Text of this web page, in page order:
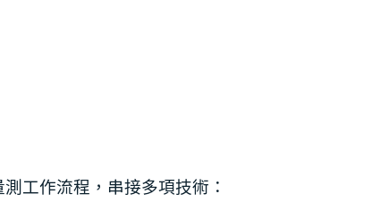
工作流程，串接多項技術：